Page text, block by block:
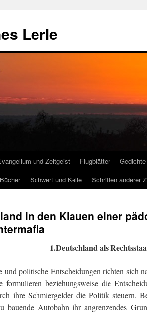
Lerle
und Zeitgeist Flugblätter Gedichte
Schwert und Kelle Schriften anderer
in den Klauen einer
1.Deutschland als
und politische Entscheidungen richten sich
formulieren beziehungsweise die
ihre Schmiergelder die Politik steuern.
bauende Autobahn ihr angrenzendes